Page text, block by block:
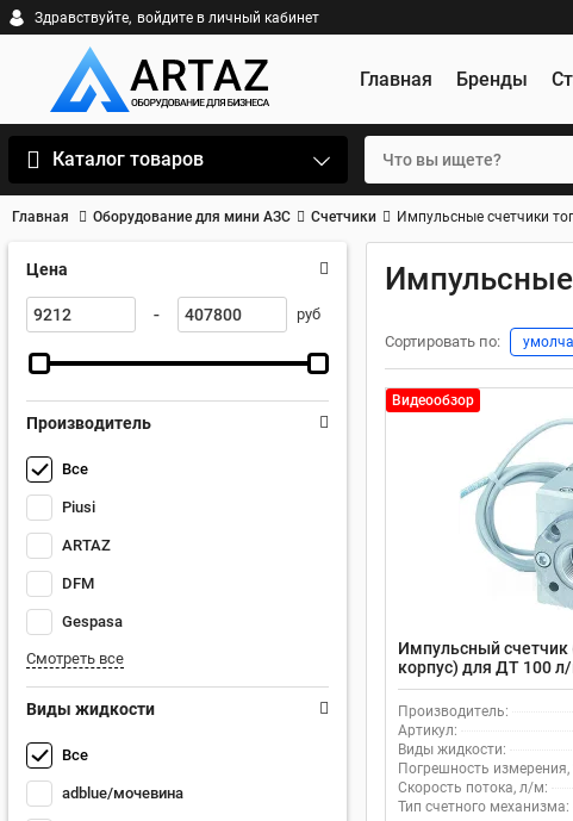
Здравствуйте, войдите в личный кабинет
Главная Бренды
Каталог товаров
Главная Оборудование для мини АЗС Счетчики Импульсные счетчики
Цена
- руб
Производитель
Все
Piusi
ARTAZ
DFM
Gespasa
Смотреть все
Виды жидкости
Все
adblue/мочевина
Импульсные
Сортировать по:
Видеообзор
Импульсный
корпус) для ДТ 100
0.5%, 1” Piusi K600/3
Производитель:
Артикул:
Виды жидкости:
Погрешность измерения,
Скорость потока, л/м:
Тип счетного механизма: